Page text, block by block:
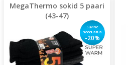
MegaThermo sokid 5 paari
(43-47)
Suvine
soodustus
-20%